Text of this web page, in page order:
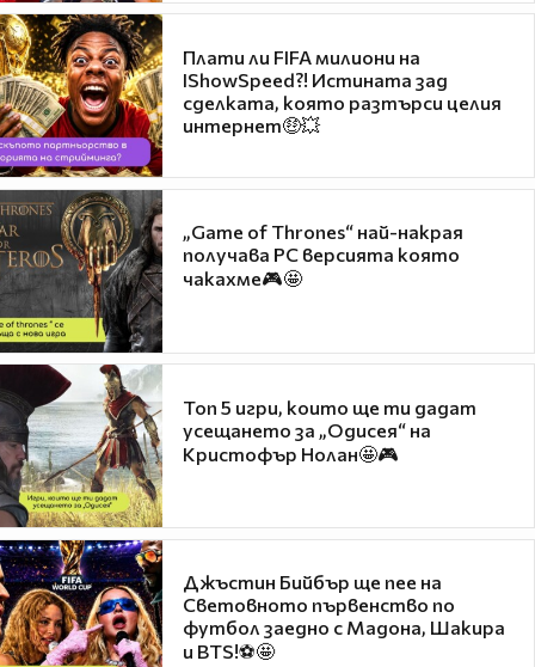
Плати ли FIFA милиони на
IShowSpeed?! Истината зад
сделката, която разтърси целия
интернет🤑💥
„Game of Thrones“ най-накрая
получава PC версията която
чакахме🎮🤩
Топ 5 игри, които ще ти дадат
усещането за „Одисея“ на
Кристофър Нолан🤩🎮
Джъстин Бийбър ще пее на
Световното първенство по
футбол заедно с Мадона, Шакира
и BTS!⚽🤩